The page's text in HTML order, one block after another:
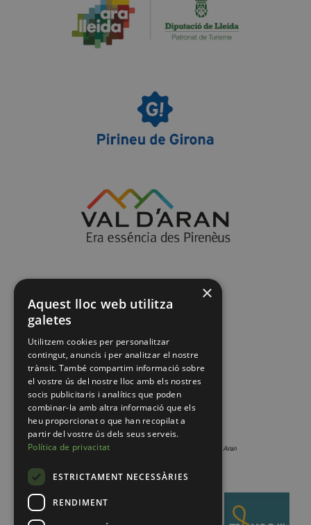
×
Aquest lloc web utilitza
galetes
Utilitzem cookies per personalitzar
contingut, anuncis i per analitzar el nostre
trànsit. També compartim informació sobre
el vostre ús del nostre lloc amb els nostres
socis publicitaris i analítics que poden
combinar-la amb altra informació que els
heu proporcionat o que han recopilat a
partir del vostre ús dels seus serveis.
Política de privacitat
ESTRICTAMENT NECESSÀRIES
RENDIMENT